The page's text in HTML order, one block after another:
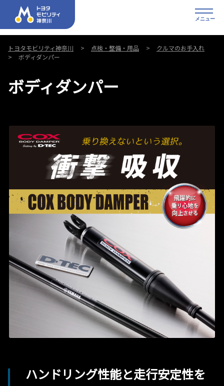
メニュー
トヨタモビリティ神奈川 点検・整備・用品
クルマのお手入れ
ボディダンパー
ボディダンパー
ハンドリング性能と走行安定性を